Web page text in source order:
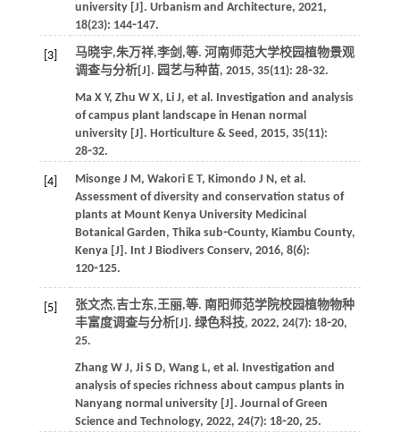
university [J]. Urbanism and Architecture, 2021,
18(23): 144⁃147.
[3] 马晓宇,朱万祥,李剑,等. 河南师范大学校园植物景观
调查与分析[J]. 园艺与种苗, 2015, 35(11): 28⁃32.
Ma X Y, Zhu W X, Li J, et al. Investigation and analysis
of campus plant landscape in Henan normal
university [J]. Horticulture & Seed, 2015, 35(11):
28⁃32.
[4] Misonge J M, Wakori E T, Kimondo J N, et al.
Assessment of diversity and conservation status of
plants at Mount Kenya University Medicinal
Botanical Garden, Thika sub⁃County, Kiambu County,
Kenya [J]. Int J Biodivers Conserv, 2016, 8(6):
120⁃125.
[5] 张文杰,吉士东,王丽,等. 南阳师范学院校园植物物种
丰富度调查与分析[J]. 绿色科技, 2022, 24(7): 18⁃20,
25.
Zhang W J, Ji S D, Wang L, et al. Investigation and
analysis of species richness about campus plants in
Nanyang normal university [J]. Journal of Green
Science and Technology, 2022, 24(7): 18⁃20, 25.